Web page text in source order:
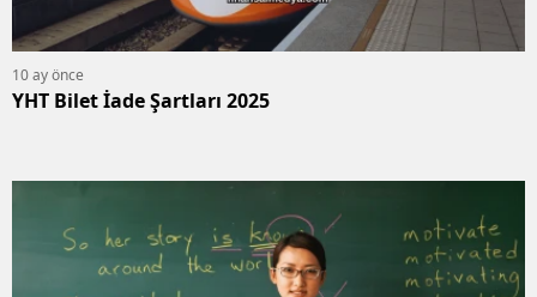
10 ay önce
YHT Bilet İade Şartları 2025